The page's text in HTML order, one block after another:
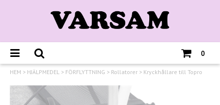
0
HEM > HJÄLPMEDEL > FÖRFLYTTNING > Rollatorer > Kryckhållare till Topro